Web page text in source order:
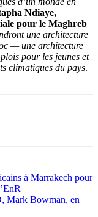
Ndiaye,
pour le Maghreb
une architecture
— une architecture
pour les jeunes et
climatiques du pays.
à Marrakech pour
Mark Bowman, en